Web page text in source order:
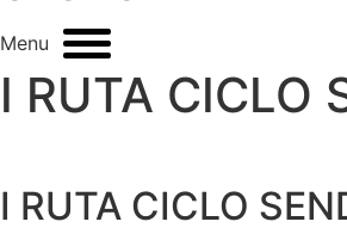
Menu
I RUTA CICLO
I RUTA CICLO